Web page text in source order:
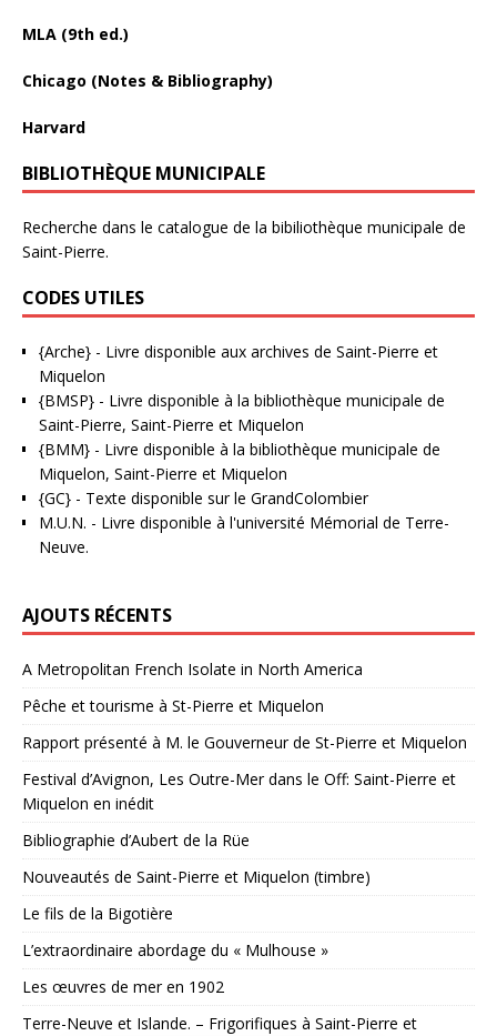
MLA (9th ed.)
Chicago (Notes & Bibliography)
Harvard
BIBLIOTHÈQUE MUNICIPALE
Recherche dans le catalogue de la bibiliothèque municipale de
Saint-Pierre.
CODES UTILES
{Arche} - Livre disponible aux archives de Saint-Pierre et
Miquelon
{BMSP} - Livre disponible à la bibliothèque municipale de
Saint-Pierre, Saint-Pierre et Miquelon
{BMM} - Livre disponible à la bibliothèque municipale de
Miquelon, Saint-Pierre et Miquelon
{GC} - Texte disponible sur le GrandColombier
M.U.N. - Livre disponible à l'université Mémorial de Terre-
Neuve.
AJOUTS RÉCENTS
A Metropolitan French Isolate in North America
Pêche et tourisme à St-Pierre et Miquelon
Rapport présenté à M. le Gouverneur de St-Pierre et Miquelon
Festival d’Avignon, Les Outre-Mer dans le Off: Saint-Pierre et
Miquelon en inédit
Bibliographie d’Aubert de la Rüe
Nouveautés de Saint-Pierre et Miquelon (timbre)
Le fils de la Bigotière
L’extraordinaire abordage du « Mulhouse »
Les œuvres de mer en 1902
Terre-Neuve et Islande. – Frigorifiques à Saint-Pierre et